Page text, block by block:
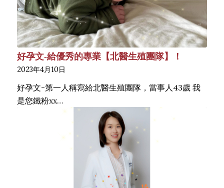
好孕文-給優秀的專業【北醫生殖團隊】！
2023年4月10日
好孕文-第一人稱寫給北醫生殖團隊，當事人43歲 我
是您鐵粉xx…